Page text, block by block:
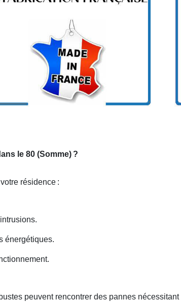
le 80 (Somme) ?
résidence :
énergétiques.
peuvent rencontrer des pannes